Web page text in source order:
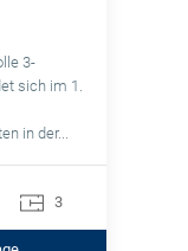
3-
sich im 1.
in der...
3